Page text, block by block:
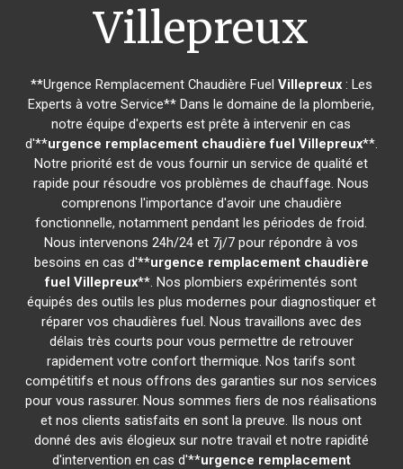
Villepreux
**Urgence Remplacement Chaudière Fuel Villepreux: Les
Experts à votre Service** Dans le domaine de la plomberie,
notre équipe d'experts est prête à intervenir en cas
d'**urgence remplacement chaudière fuel Villepreux**.
Notre priorité est de vous fournir un service de qualité et
rapide pour résoudre vos problèmes de chauffage. Nous
comprenons l'importance d'avoir une chaudière
fonctionnelle, notamment pendant les périodes de froid.
Nous intervenons 24h/24 et 7j/7 pour répondre à vos
besoins en cas d'**urgence remplacement chaudière
fuel Villepreux**. Nos plombiers expérimentés sont
équipés des outils les plus modernes pour diagnostiquer et
réparer vos chaudières fuel. Nous travaillons avec des
délais très courts pour vous permettre de retrouver
rapidement votre confort thermique. Nos tarifs sont
compétitifs et nous offrons des garanties sur nos services
pour vous rassurer. Nous sommes fiers de nos réalisations
et nos clients satisfaits en sont la preuve. Ils nous ont
donné des avis élogieux sur notre travail et notre rapidité
d'intervention en cas d'**urgence remplacement